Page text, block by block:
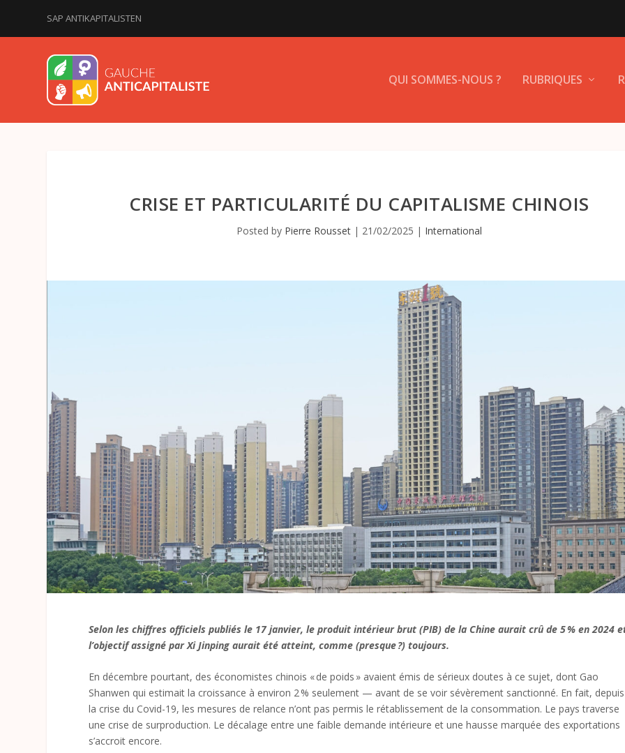
SAP ANTIKAPITALISTEN
QUI SOMMES-NOUS ? RUBRIQUES
CRISE ET PARTICULARITÉ DU CAPITALISME CHINOIS
Posted by Pierre Rousset| 21/02/2025 | International
Selon les chiffres officiels publiés le 17 janvier, le produit intérieur brut (PIB) de la Chine aurait crû de 5 % en 2024
l’objectif assigné par Xi Jinping aurait été atteint, comme (presque ?) toujours.
En décembre pourtant, des économistes chinois « de poids » avaient émis de sérieux doutes à ce sujet, dont Gao
Shanwen qui estimait la croissance à environ 2 % seulement — avant de se voir sévèrement sanctionné. En fait, depuis
la crise du Covid-19, les mesures de relance n’ont pas permis le rétablissement de la consommation. Le pays traverse
une crise de surproduction. Le décalage entre une faible demande intérieure et une hausse marquée des exportations
s’accroit encore.